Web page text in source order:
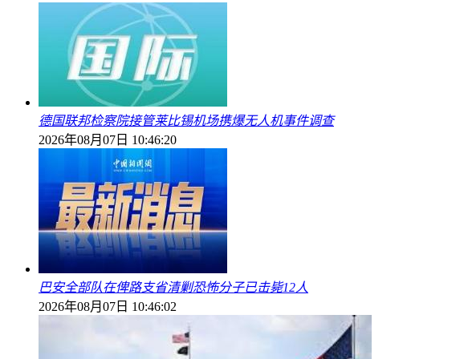
德国联邦检察院接管莱比锡机场携爆无人机事件调查
2026年08月07日 10:46:20
巴安全部队在俾路支省清剿恐怖分子已击毙12人
2026年08月07日 10:46:02